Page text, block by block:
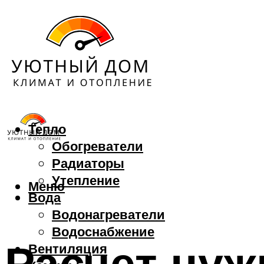
Тепло
Обогреватели
Радиаторы
Утепление
Вода
Водонагреватели
Водоснабжение
Вентиляция
Меню